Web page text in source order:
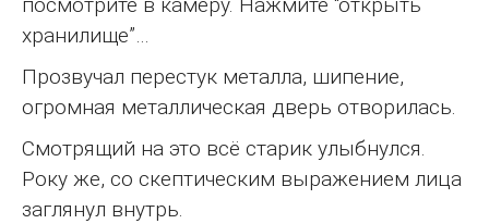
хранилище”…
Прозвучал перестук металла, шипение,
огромная металлическая дверь отворилась.
Смотрящий на это всё старик улыбнулся.
Року же, со скептическим выражением лица
заглянул внутрь.